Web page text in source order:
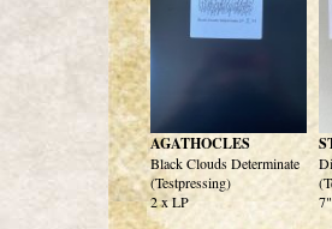
AGATHOCLES
Black Clouds Determinate
(Testpressing)
2 x LP
7"